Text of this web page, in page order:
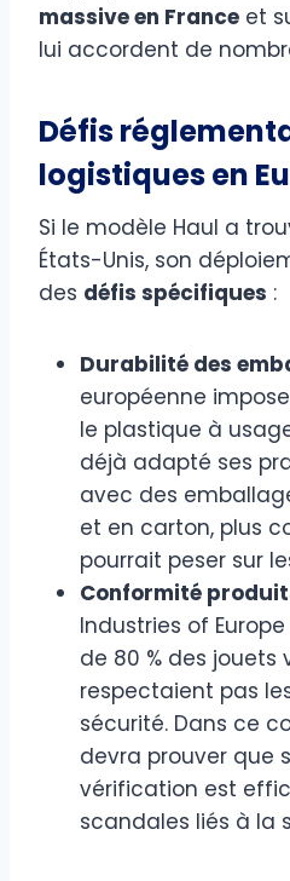
massive en France et
lui accordent de
Défis
logistiques en
Si le modèle Haul a
États-Unis, son
des défis spécifiques :
Durabilité des
européenne
le plastique à
déjà adapté ses
avec des
et en carton, plus
pourrait peser sur
Conformité
Industries of
de 80 % des jouets
respectaient pas
sécurité. Dans ce
devra prouver que
vérification est
scandales liés à la